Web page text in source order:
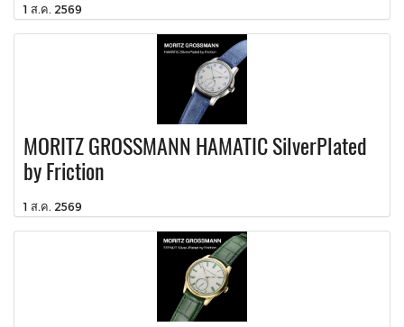
1 ส.ค. 2569
MORITZ GROSSMANN HAMATIC SilverPlated
by Friction
1 ส.ค. 2569